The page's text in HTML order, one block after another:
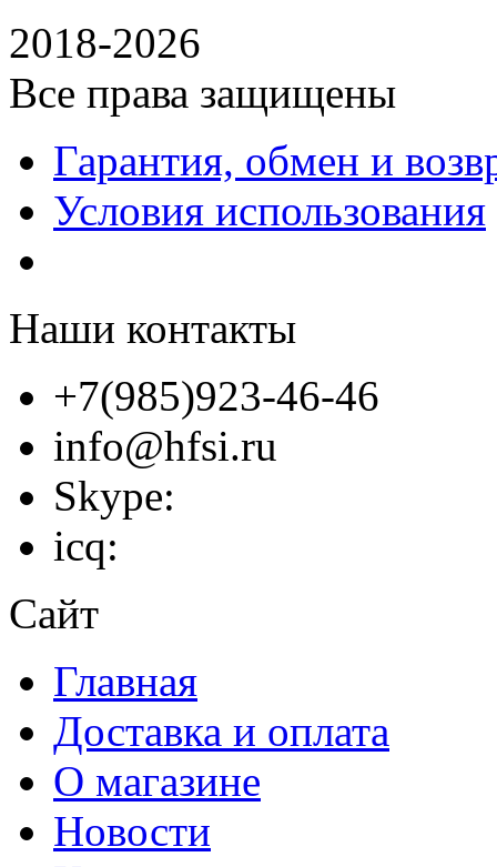
2018-2026
Все права защищены
Гарантия, обмен и
Условия использования
Наши контакты
+7(985)923-46-46
info@hfsi.ru
Skype:
icq:
Сайт
Главная
Доставка и оплата
О магазине
Новости